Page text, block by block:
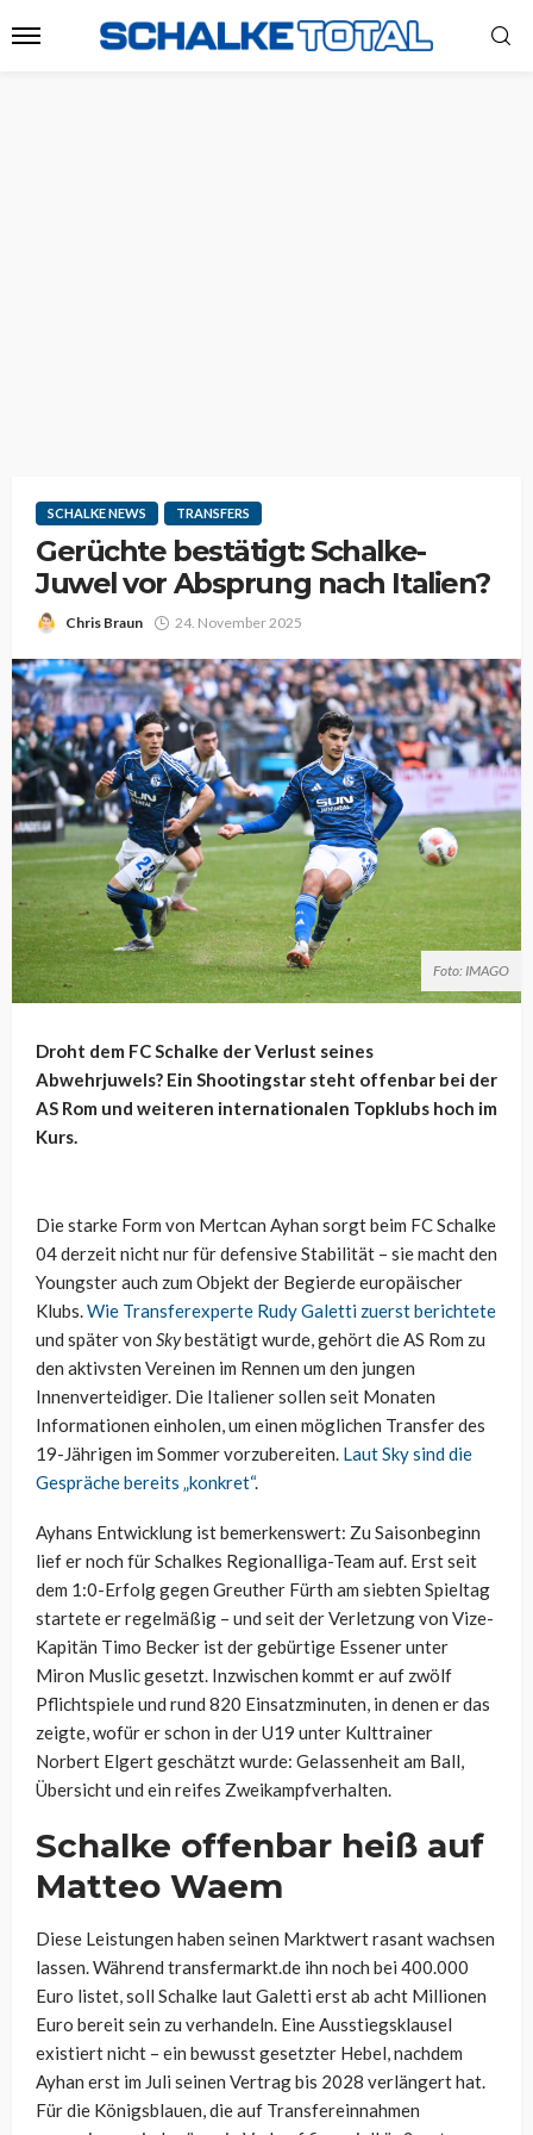
SCHALKE NEWS TRANSFERS
Gerüchte bestätigt: Schalke-
Juwel vor Absprung nach Italien?
Chris Braun 24. November 2025
Foto: IMAGO
Droht dem FC Schalke der Verlust seines
Abwehrjuwels? Ein Shootingstar steht offenbar bei der
AS Rom und weiteren internationalen Topklubs hoch im
Kurs.
Die starke Form von Mertcan Ayhan sorgt beim FC Schalke
04 derzeit nicht nur für defensive Stabilität – sie macht den
Youngster auch zum Objekt der Begierde europäischer
Klubs.Wie Transferexperte Rudy Galetti zuerst berichtete
und später von Skybestätigt wurde, gehört die AS Rom zu
den aktivsten Vereinen im Rennen um den jungen
Innenverteidiger. Die Italiener sollen seit Monaten
Informationen einholen, um einen möglichen Transfer des
19-Jährigen im Sommer vorzubereiten. Laut Sky sind die
Gespräche bereits „konkret“.
Ayhans Entwicklung ist bemerkenswert: Zu Saisonbeginn
lief er noch für Schalkes Regionalliga-Team auf. Erst seit
dem 1:0-Erfolg gegen Greuther Fürth am siebten Spieltag
startete er regelmäßig – und seit der Verletzung von Vize-
Kapitän Timo Becker ist der gebürtige Essener unter
Miron Muslic gesetzt. Inzwischen kommt er auf zwölf
Pflichtspiele und rund 820 Einsatzminuten, in denen er das
zeigte, wofür er schon in der U19 unter Kulttrainer
Norbert Elgert geschätzt wurde: Gelassenheit am Ball,
Übersicht und ein reifes Zweikampfverhalten.
Schalke offenbar heiß auf
Matteo Waem
Diese Leistungen haben seinen Marktwert rasant wachsen
lassen. Während transfermarkt.de ihn noch bei 400.000
Euro listet, soll Schalke laut Galetti erst ab acht Millionen
Euro bereit sein zu verhandeln. Eine Ausstiegsklausel
existiert nicht – ein bewusst gesetzter Hebel, nachdem
Ayhan erst im Juli seinen Vertrag bis 2028 verlängert hat.
Für die Königsblauen, die auf Transfereinnahmen